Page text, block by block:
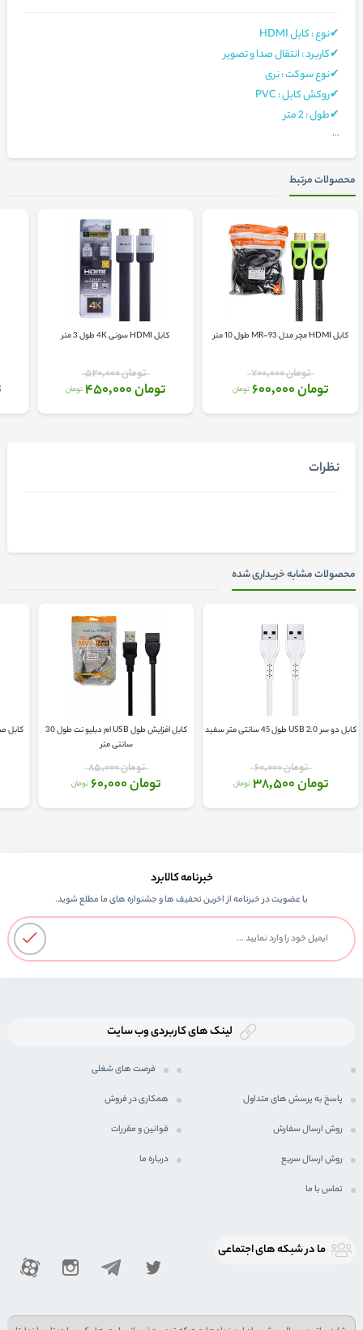
✔نوع : کابل HDMI
✔کاربرد : انتقال صدا و تصویر
✔نوع سوکت : نری
✔روکش کابل : PVC
✔طول : 2 متر
...
محصولات مرتبط
کابل HDMI مچر مدل MR-93 طول 10 متر
تومان 700,000
تومان 600,000 تومان
کابل HDMI سونی 4K طول 3 متر
تومان 520,000
تومان 450,000 تومان
نظرات
محصولات مشابه خریداری شده
کابل دو سر USB 2.0 طول 45 سانتی متر سفید
تومان 60,000
تومان 38,500 تومان
کابل افزایش طول USB ام دبلیو نت طول 30
سانتی متر
تومان 85,000
تومان 60,000 تومان
کابل صدای 1 به 2 3.5
خبرنامه کالابرد
با عضویت در خبرنامه از اخرین تحفیف ها و جشنواره های ما مطلع شوید.
لینک های کاربردی وب سایت
فرصت های شغلی
پاسخ به پرسش های متداول همکاری در فروش
روش ارسال سفارش قوانین و مقررات
روش ارسال سریع درباره ما
تماس با ما
ما در شبكه های اجتماعی